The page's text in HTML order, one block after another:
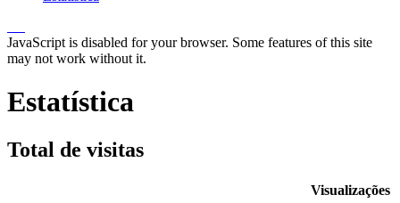
JavaScript is disabled for your browser. Some features of this site
may not work without it.
Estatística
Total de visitas
Visualizações